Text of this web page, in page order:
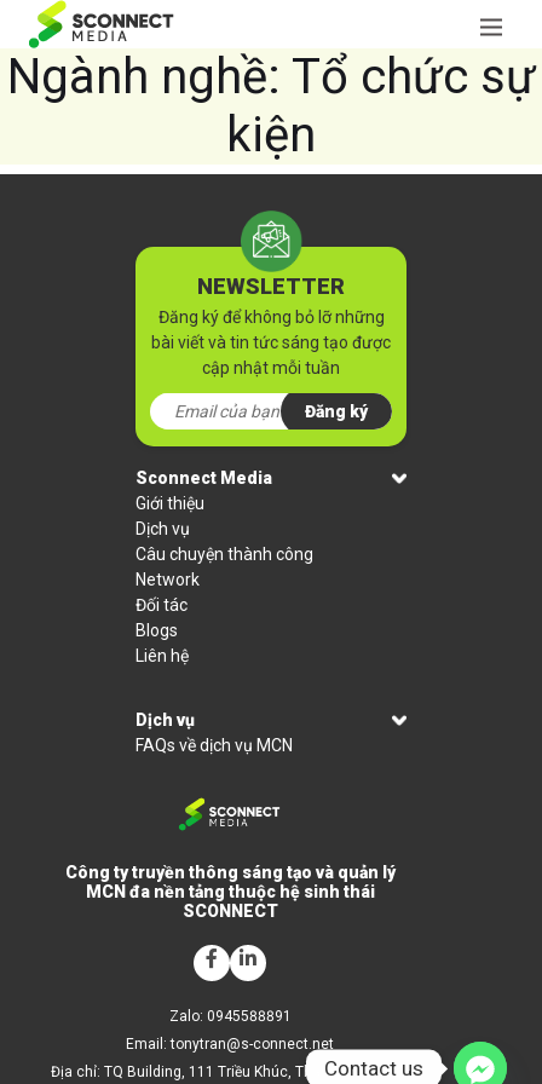
Ngành nghề: Tổ chức sự
kiện
Công ty truyền thông sáng tạo và quản lý
MCN đa nền tảng thuộc hệ sinh thái
SCONNECT
Zalo: 0945588891
Email:tonytran@s-connect.net
Địa chỉ: TQ Building, 111 Triều Khúc, Thanh Trì, Hà Nội
NEWSLETTER
Đăng ký để không bỏ lỡ những
bài viết và tin tức sáng tạo được
cập nhật mỗi tuần
Đăng ký
Sconnect Media
Giới thiệu
Dịch vụ
Câu chuyện thành công
Network
Đối tác
Blogs
Liên hệ
Dịch vụ
FAQs về dịch vụ MCN
Contact us